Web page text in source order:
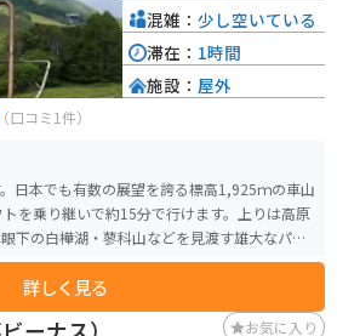
（口コミ1件）
日本でも有数の展望を誇る標高1,925ｍの車山
を乗り継いで約15分で行けます。上りは高原
下の白樺湖・蓼科山などを見渡す雄大なパノ
詳しく見る
混雑： 少し空いている
滞在： 1時間
施設： 屋外
お気に入り